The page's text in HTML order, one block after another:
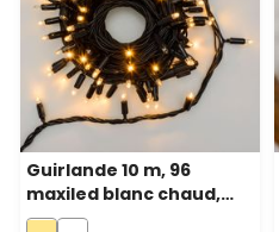
Guirlande 10 m, 96
maxiled blanc chaud,
câble noir, prolongeable